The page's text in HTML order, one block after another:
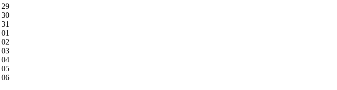
29
30
31
01
02
03
04
05
06